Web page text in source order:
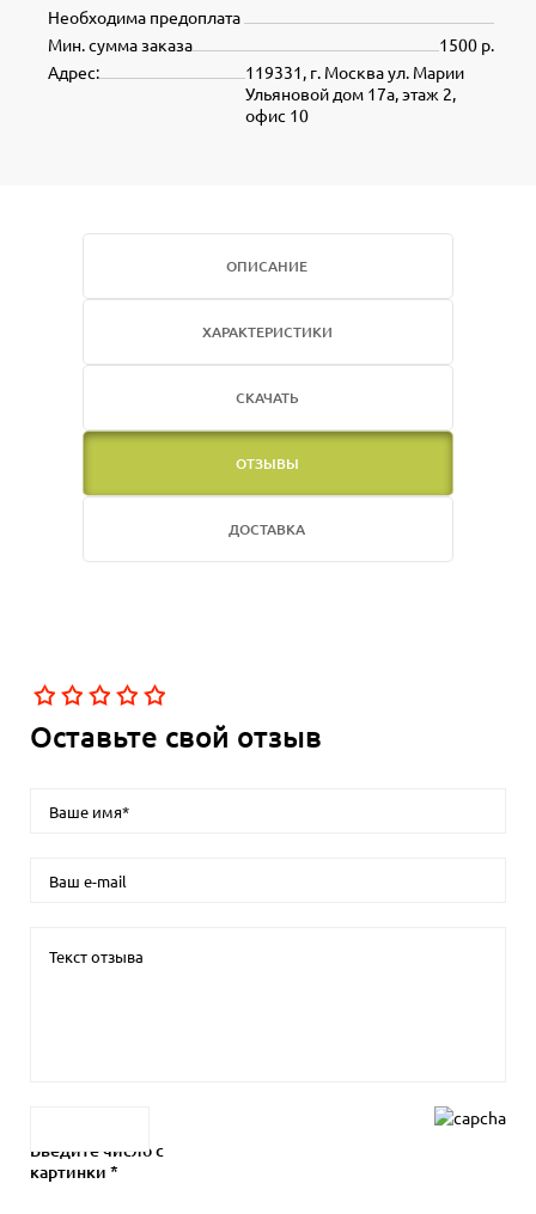
Необходима предоплата
1500 р.
Мин. сумма заказа
119331, г. Москва ул. Марии
Ульяновой дом 17а, этаж 2,
офис 10
Адрес:
ОПИСАНИЕ
ХАРАКТЕРИСТИКИ
СКАЧАТЬ
ОТЗЫВЫ
ДОСТАВКА
Оставьте свой отзыв
Введите число с
картинки *